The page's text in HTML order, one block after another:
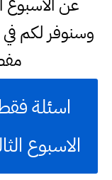
وسنوفر لكم
اسئلة
الاسبوع